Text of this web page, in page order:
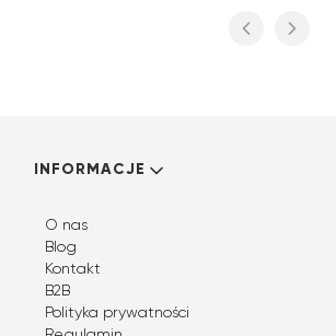
Linki w stopce
INFORMACJE
O nas
Blog
Kontakt
B2B
Polityka prywatności